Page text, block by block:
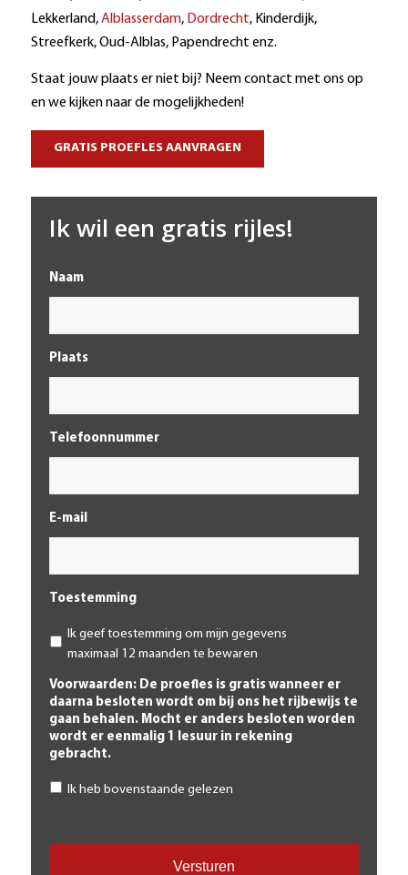
Lekkerland,Alblasserdam, Dordrecht, Kinderdijk,
Streefkerk, Oud-Alblas, Papendrecht enz.
Staat jouw plaats er niet bij? Neem contact met ons op
en we kijken naar de mogelijkheden!
GRATIS PROEFLES AANVRAGEN
Ik wil een gratis rijles!
Naam
Plaats
Telefoonnummer
E-mail
Toestemming
Ik geef toestemming om mijn gegevens
maximaal 12 maanden te bewaren
Voorwaarden: De proefles is gratis wanneer er
daarna besloten wordt om bij ons het rijbewijs te
gaan behalen. Mocht er anders besloten worden
wordt er eenmalig 1 lesuur in rekening
gebracht.
Ik heb bovenstaande gelezen